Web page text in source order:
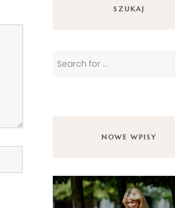
SZUKAJ
NOWE WPISY